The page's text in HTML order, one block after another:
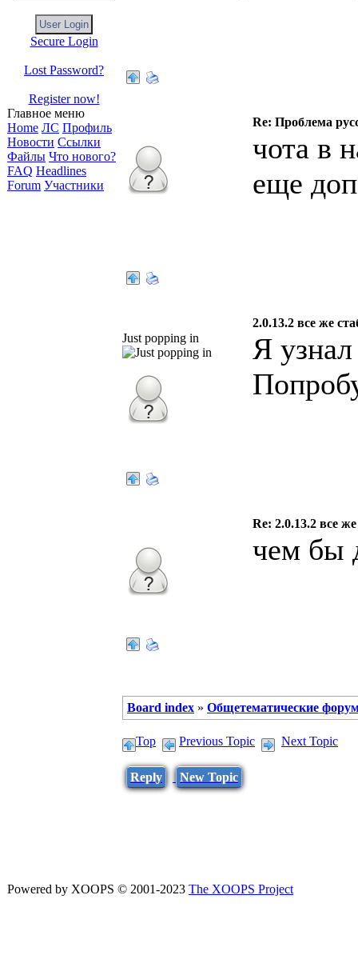
Secure Login
Lost Password?
Register now!
Главное меню
Home ЛС Профиль
Новости Ссылки
Файлы Что нового?
FAQ Headlines
Forum Участники
Re: Проблема
чота в
еще
2.0.13.2 все же
Just popping in
Я
Re: 2.0.13.2 все
чем бы
Board index » Общетематические
Top Previous Topic Next Topic
Reply New Topic
Powered by XOOPS © 2001-2023 The XOOPS Project